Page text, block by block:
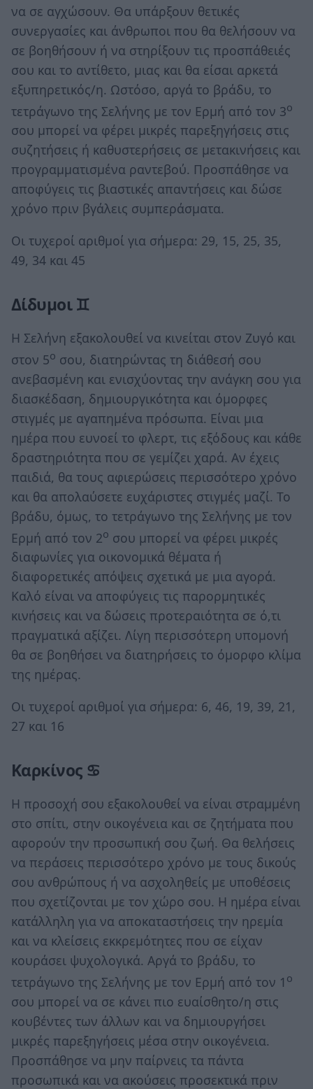
να σε αγχώσουν. Θα υπάρξουν θετικές
συνεργασίες και άνθρωποι που θα θελήσουν να
σε βοηθήσουν ή να στηρίξουν τις προσπάθειές
σου και το αντίθετο, μιας και θα είσαι αρκετά
εξυπηρετικός/η. Ωστόσο, αργά το βράδυ, το
τετράγωνο της Σελήνης με τον Ερμή από τον 3ο
σου μπορεί να φέρει μικρές παρεξηγήσεις στις
συζητήσεις ή καθυστερήσεις σε μετακινήσεις και
προγραμματισμένα ραντεβού. Προσπάθησε να
αποφύγεις τις βιαστικές απαντήσεις και δώσε
χρόνο πριν βγάλεις συμπεράσματα.
Οι τυχεροί αριθμοί για σήμερα: 29, 15, 25, 35,
49, 34 και 45
Δίδυμοι ♊
Η Σελήνη εξακολουθεί να κινείται στον Ζυγό και
στον 5ο σου, διατηρώντας τη διάθεσή σου
ανεβασμένη και ενισχύοντας την ανάγκη σου για
διασκέδαση, δημιουργικότητα και όμορφες
στιγμές με αγαπημένα πρόσωπα. Είναι μια
ημέρα που ευνοεί το φλερτ, τις εξόδους και κάθε
δραστηριότητα που σε γεμίζει χαρά. Αν έχεις
παιδιά, θα τους αφιερώσεις περισσότερο χρόνο
και θα απολαύσετε ευχάριστες στιγμές μαζί. Το
βράδυ, όμως, το τετράγωνο της Σελήνης με τον
Ερμή από τον 2ο σου μπορεί να φέρει μικρές
διαφωνίες για οικονομικά θέματα ή
διαφορετικές απόψεις σχετικά με μια αγορά.
Καλό είναι να αποφύγεις τις παρορμητικές
κινήσεις και να δώσεις προτεραιότητα σε ό,τι
πραγματικά αξίζει. Λίγη περισσότερη υπομονή
θα σε βοηθήσει να διατηρήσεις το όμορφο κλίμα
της ημέρας.
Οι τυχεροί αριθμοί για σήμερα: 6, 46, 19, 39, 21,
27 και 16
Καρκίνος ♋
Η προσοχή σου εξακολουθεί να είναι στραμμένη
στο σπίτι, στην οικογένεια και σε ζητήματα που
αφορούν την προσωπική σου ζωή. Θα θελήσεις
να περάσεις περισσότερο χρόνο με τους δικούς
σου ανθρώπους ή να ασχοληθείς με υποθέσεις
που σχετίζονται με τον χώρο σου. Η ημέρα είναι
κατάλληλη για να αποκαταστήσεις την ηρεμία
και να κλείσεις εκκρεμότητες που σε είχαν
κουράσει ψυχολογικά. Αργά το βράδυ, το
τετράγωνο της Σελήνης με τον Ερμή από τον 1 ο
σου μπορεί να σε κάνει πιο ευαίσθητο/η στις
κουβέντες των άλλων και να δημιουργήσει
μικρές παρεξηγήσεις μέσα στην οικογένεια.
Προσπάθησε να μην παίρνεις τα πάντα
προσωπικά και να ακούσεις προσεκτικά πριν